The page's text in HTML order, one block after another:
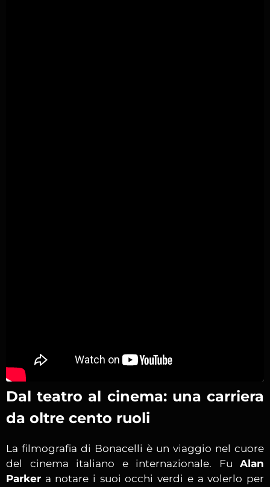
Dal teatro al cinema: una carriera
da oltre cento ruoli
La filmografia di Bonacelli è un viaggio nel cuore
del cinema italiano e internazionale. Fu Alan
Parker a notare i suoi occhi verdi e a volerlo per